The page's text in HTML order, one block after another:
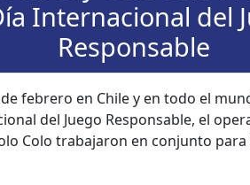
Internacional del
Responsable
febrero en Chile y en todo el
del Juego Respon­s­able, el
Colo tra­ba­jaron en con­jun­to